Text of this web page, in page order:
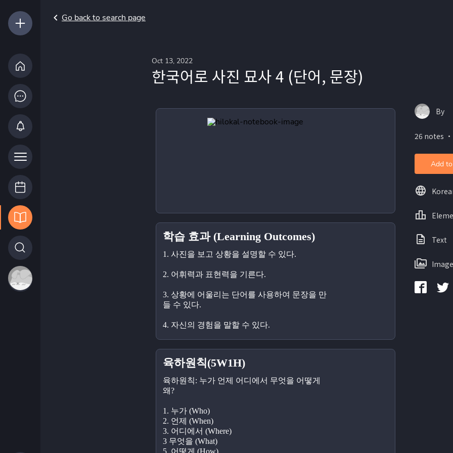
Go back to search page
Oct 13, 2022
한국어로 사진 묘사 4 (단어, 문장)
학습 효과 (Learning Outcomes)
1. 사진을 보고 상황을 설명할 수 있다.
2. 어휘력과 표현력을 기른다.
3. 상황에 어울리는 단어를 사용하여 문장을 만
들 수 있다.
4. 자신의 경험을 말할 수 있다.
육하원칙(5W1H)
육하원칙: 누가 언제 어디에서 무엇을 어떻게
왜?
1. 누가 (Who)
2. 언제 (When)
3. 어디에서 (Where)
3 무엇을 (What)
By
26 notes
Add
Text